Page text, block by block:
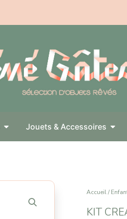
Jouets & Accessoires
Accueil/
KIT